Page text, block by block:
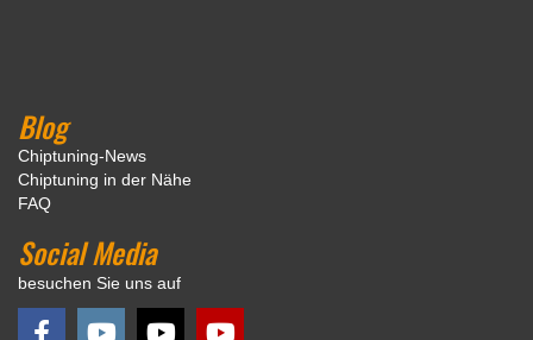
Blog
Chiptuning-News
Chiptuning in der Nähe
FAQ
Social Media
besuchen Sie uns auf